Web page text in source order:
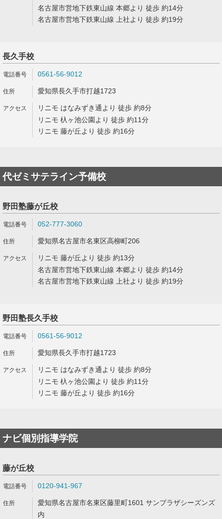
名古屋市営地下鉄東山線 本郷より 徒歩 約14分
名古屋市営地下鉄東山線 上社より 徒歩 約19分
長久手校
0561-56-9012
愛知県長久手市打越1723
リニモ はなみずき通より 徒歩 約8分
リニモ 杁ヶ池公園より 徒歩 約11分
リニモ 藤が丘より 徒歩 約16分
代ゼミサテライン予備校
野田塾藤が丘校
052-777-3060
愛知県名古屋市名東区高柳町206
リニモ 藤が丘より 徒歩 約13分
名古屋市営地下鉄東山線 本郷より 徒歩 約14分
名古屋市営地下鉄東山線 上社より 徒歩 約19分
野田塾長久手校
0561-56-9012
愛知県長久手市打越1723
リニモ はなみずき通より 徒歩 約8分
リニモ 杁ヶ池公園より 徒歩 約11分
リニモ 藤が丘より 徒歩 約16分
ナビ個別指導学院
藤が丘校
0120-941-967
愛知県名古屋市名東区藤里町1601 サンプラザシーズンズ
内